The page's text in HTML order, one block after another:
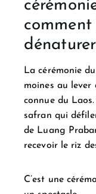
dénaturer
La cérémonie
moines au lever
connue du
safran qui
de Luang
recevoir le riz
C’est une